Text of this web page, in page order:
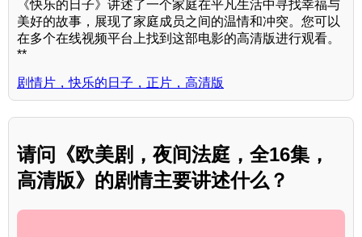
《快乐的日子》讲述了一个家庭在平凡生活中寻找幸福与
美好的故事，展现了家庭成员之间的温情和冲突。您可以
在多个在线视频平台上找到这部电影的高清版进行观看。
**
剧情片，快乐的日子，正片，高清版
请问《欧美剧，夜间法庭，全16集，
高清版》的剧情主要讲述什么？